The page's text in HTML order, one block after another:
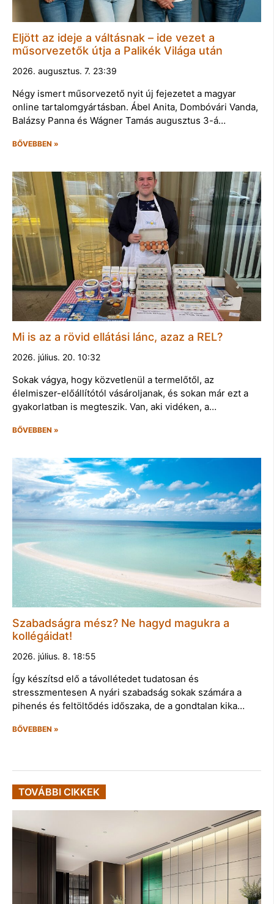
Eljött az ideje a váltásnak – ide vezet a
műsorvezetők útja a Palikék Világa után
2026. augusztus. 7. 23:39
Négy ismert műsorvezető nyit új fejezetet a magyar
online tartalomgyártásban. Ábel Anita, Dombóvári Vanda,
Balázsy Panna és Wágner Tamás augusztus 3-á…
BŐVEBBEN »
Mi is az a rövid ellátási lánc, azaz a REL?
2026. július. 20. 10:32
Sokak vágya, hogy közvetlenül a termelőtől, az
élelmiszer-előállítótól vásároljanak, és sokan már ezt a
gyakorlatban is megteszik. Van, aki vidéken, a…
BŐVEBBEN »
Szabadságra mész? Ne hagyd magukra a
kollégáidat!
2026. július. 8. 18:55
Így készítsd elő a távollétedet tudatosan és
stresszmentesen A nyári szabadság sokak számára a
pihenés és feltöltődés időszaka, de a gondtalan kika…
BŐVEBBEN »
TOVÁBBI CIKKEK